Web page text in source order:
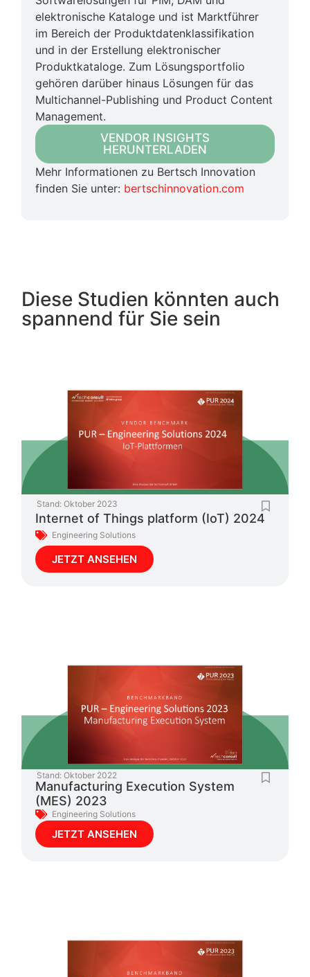
elektronische Kataloge und ist Marktführer
im Bereich der Produktdatenklassifikation
und in der Erstellung elektronischer
Produktkataloge. Zum Lösungsportfolio
gehören darüber hinaus Lösungen für das
Multichannel-Publishing und Product Content
Management.
VENDOR INSIGHTS
HERUNTERLADEN
Mehr Informationen zu Bertsch Innovation
finden Sie unter: bertschinnovation.com
Diese Studien könnten auch
spannend für Sie sein
Stand: Oktober 2023
Internet of Things platform (IoT) 2024
Engineering Solutions
JETZT ANSEHEN
Stand: Oktober 2022
Manufacturing Execution System
(MES) 2023
Engineering Solutions
JETZT ANSEHEN